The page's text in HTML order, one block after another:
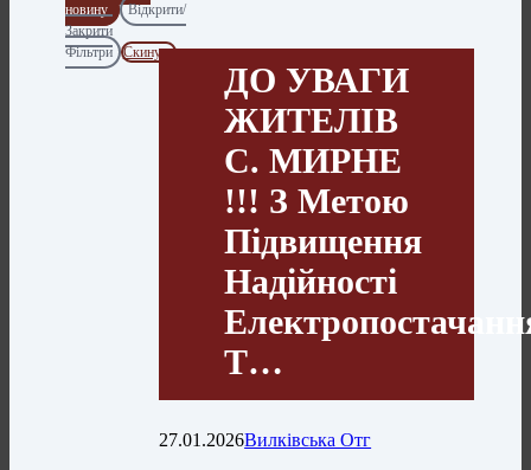
новину
Відкрити/
Закрити
Фільтри
Скинути
ДО УВАГИ
ЖИТЕЛІВ
С. МИРНЕ
!!! З Метою
Підвищення
Надійності
Т…
27.01.2026Вилківська Отг